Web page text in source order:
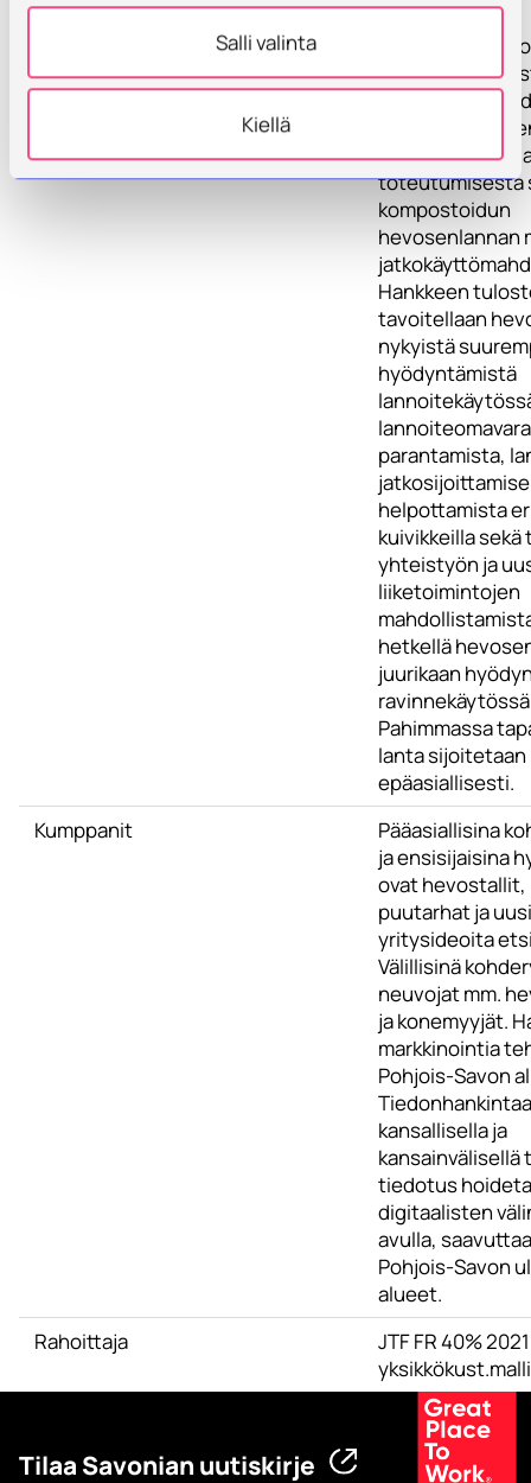
Salli valinta
Kiellä
optimoitu
apevaunulla.
selvityksillä
seuraamisesta
toteutumisesta
kompostoidun
hevosenlannan
Hankkeen
tavoitellaan
nykyistä
hyödyntämistä
parantamista,
helpottamista
kuivikkeilla
yhteistyön ja
liiketoimintojen
hetkellä
juurikaan
Pahimmassa
lanta sijoitetaan
epäasiallisesti.
Kumppanit
Pääasiallisina
ja ensisijaisina
ovat hevostallit,
puutarhat ja
yritysideoita
Välillisinä
neuvojat mm.
ja konemyyjät.
markkinointia
Pohjois-Savon
kansallisella ja
kansainvälisellä
tiedotus
digitaalisten
avulla,
Pohjois-Savon
alueet.
Rahoittaja
JTF FR 40%
yksikkökust.malli
Tilaa Savonian uutiskirje